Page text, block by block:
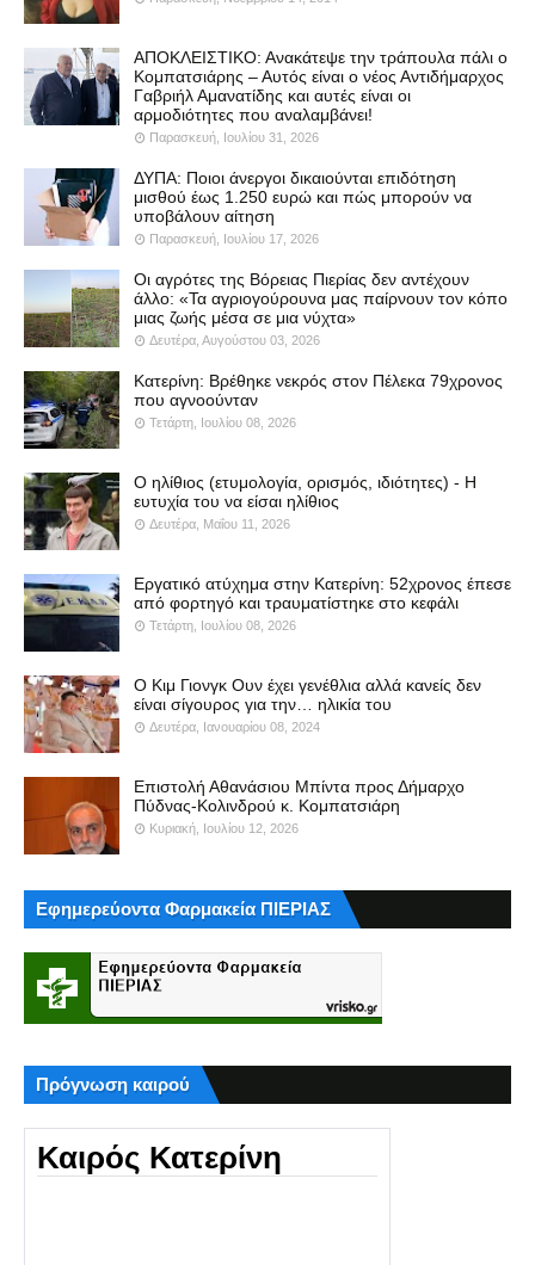
ΑΠΟΚΛΕΙΣΤΙΚΟ: Ανακάτεψε την τράπουλα πάλι ο
Κομπατσιάρης – Αυτός είναι ο νέος Αντιδήμαρχος
Γαβριήλ Αμανατίδης και αυτές είναι οι
αρμοδιότητες που αναλαμβάνει!
Παρασκευή, Ιουλίου 31, 2026
ΔΥΠΑ: Ποιοι άνεργοι δικαιούνται επιδότηση
μισθού έως 1.250 ευρώ και πώς μπορούν να
υποβάλουν αίτηση
Παρασκευή, Ιουλίου 17, 2026
Οι αγρότες της Βόρειας Πιερίας δεν αντέχουν
άλλο: «Τα αγριογούρουνα μας παίρνουν τον κόπο
μιας ζωής μέσα σε μια νύχτα»
Δευτέρα, Αυγούστου 03, 2026
Κατερίνη: Βρέθηκε νεκρός στον Πέλεκα 79χρονος
που αγνοούνταν
Τετάρτη, Ιουλίου 08, 2026
Ο ηλίθιος (ετυμολογία, ορισμός, ιδιότητες) - Η
ευτυχία του να είσαι ηλίθιος
Δευτέρα, Μαΐου 11, 2026
Εργατικό ατύχημα στην Κατερίνη: 52χρονος έπεσε
από φορτηγό και τραυματίστηκε στο κεφάλι
Τετάρτη, Ιουλίου 08, 2026
Ο Κιμ Γιονγκ Ουν έχει γενέθλια αλλά κανείς δεν
είναι σίγουρος για την… ηλικία του
Δευτέρα, Ιανουαρίου 08, 2024
Επιστολή Αθανάσιου Μπίντα προς Δήμαρχο
Πύδνας-Κολινδρού κ. Κομπατσιάρη
Κυριακή, Ιουλίου 12, 2026
Εφημερεύοντα Φαρμακεία ΠΙΕΡΙΑΣ
Πρόγνωση καιρού
Καιρός Κατερίνη